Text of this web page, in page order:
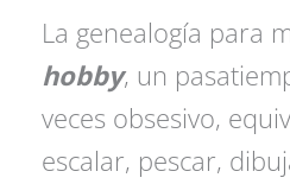
La genealogía para
hobby, un
veces obsesivo,
escalar, pescar,